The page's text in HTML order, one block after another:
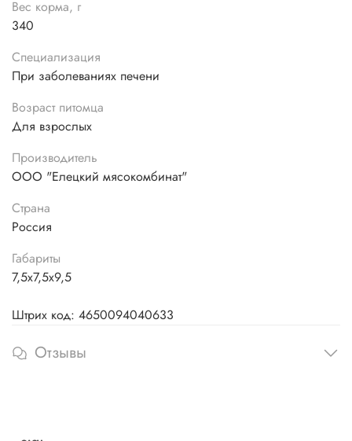
Вес корма, г
340
Специализация
При заболеваниях печени
Возраст питомца
Для взрослых
Производитель
ООО "Елецкий мясокомбинат"
Страна
Россия
Габариты
7,5х7,5х9,5
Штрих код: 4650094040633
Отзывы